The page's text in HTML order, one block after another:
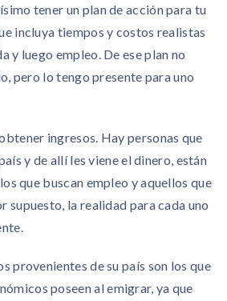
tener un plan de acción para tu
incluya tiempos y costos realistas
y luego empleo. De ese plan no
pero lo tengo presente para uno
ingresos. Hay personas que
y de allí les viene el dinero, están
que buscan empleo y aquellos que
supuesto, la realidad para cada uno
provenientes de su país son los que
poseen al emigrar, ya que